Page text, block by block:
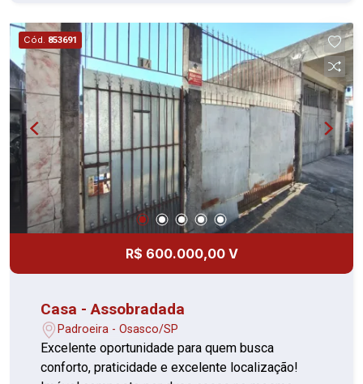
amigos; 05 vagas de garagem. Uma ótima
oportunidade para quem deseja morar em um
imóvel completo, com excelente acabamento e
pronto para receber sua família. Agende uma
visita e conheça todos os detalhes.
Cód. 853691
R$ 600.000,00 V
Casa - Assobradada
Padroeira - Osasco/SP
Excelente oportunidade para quem busca
conforto, praticidade e excelente localização!